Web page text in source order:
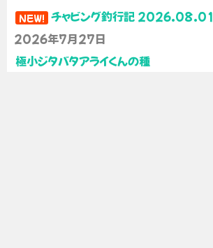
NEW! チャビング釣行記 2026.08.01
2026年7月27日
極小ジタバタアライくんの種